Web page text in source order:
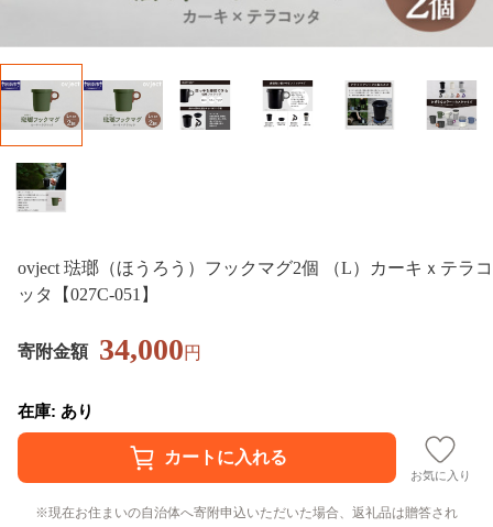
ovject 琺瑯（ほうろう）フックマグ2個 （L）カーキｘテラコ
ッタ【027C-051】
寄附金額 34,000円
在庫: あり
お気に入り
現在お住まいの自治体へ寄附申込いただいた場合、返礼品は贈答され